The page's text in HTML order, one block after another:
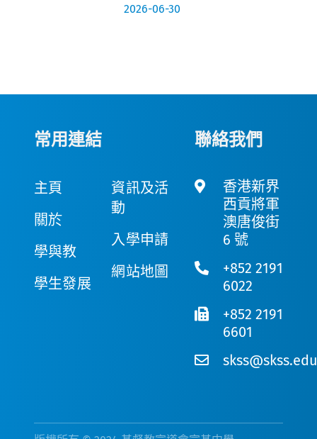
2026-06-30
常用連結
主頁
關於
學與教
學生發展
資訊及活
動
入學申請
網站地圖
聯絡我們
香港新界
西貢將軍
澳唐俊街
6 號
+852 2191
6022
+852 2191
6601